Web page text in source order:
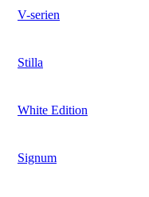
V-serien
Stilla
White Edition
Signum